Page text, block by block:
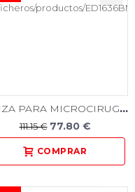
PINZA PARA MICROCIRUGÍA CURVA 18CM
111.15 € 77.80 €